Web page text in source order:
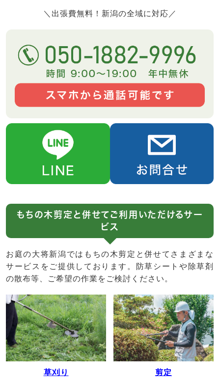
＼出張費無料！新潟の全域に対応／
もちの木剪定と併せてご利用いただけるサー
ビス
お庭の大将新潟ではもちの木剪定と併せてさまざまな
サービスをご提供しております。防草シートや除草剤
の散布等、ご希望の作業をご検討ください。
草刈り 剪定